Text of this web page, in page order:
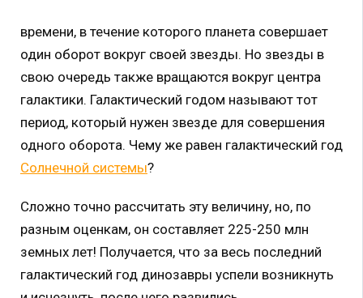
времени, в течение которого планета совершает
один оборот вокруг своей звезды. Но звезды в
свою очередь также вращаются вокруг центра
галактики. Галактический годом называют тот
период, который нужен звезде для совершения
одного оборота. Чему же равен галактический год
Солнечной системы?
Сложно точно рассчитать эту величину, но, по
разным оценкам, он составляет 225-250 млн
земных лет! Получается, что за весь последний
галактический год динозавры успели возникнуть